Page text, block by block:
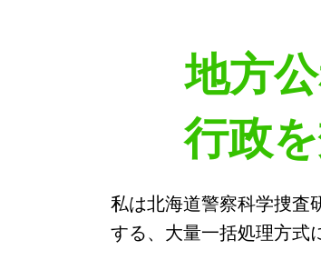
地方
行政
私は北海道警察科学捜査
する、大量一括処理方式